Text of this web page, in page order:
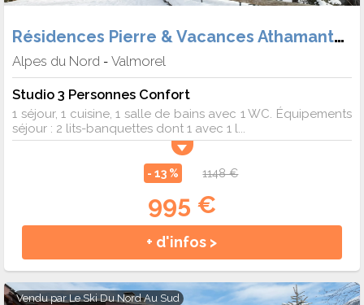
Résidences Pierre & Vacances Athamante et Valériane
Alpes du Nord - Valmorel
Studio 3 Personnes Confort
1 séjour, 1 cuisine, 1 salle de bains avec 1 WC. Équipements
séjour : 2 lits-banquettes dont 1 avec 1 l...
- 13 % 1148 €
995 €
+ d'infos >
Vendu par Le Ski Du Nord Au Sud